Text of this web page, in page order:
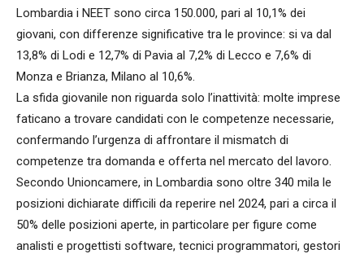
Lombardia i NEET sono circa 150.000, pari al 10,1% dei
giovani, con differenze significative tra le province: si va dal
13,8% di Lodi e 12,7% di Pavia al 7,2% di Lecco e 7,6% di
Monza e Brianza, Milano al 10,6%.
La sfida giovanile non riguarda solo l’inattività: molte imprese
faticano a trovare candidati con le competenze necessarie,
confermando l’urgenza di affrontare il mismatch di
competenze tra domanda e offerta nel mercato del lavoro.
Secondo Unioncamere, in Lombardia sono oltre 340 mila le
posizioni dichiarate difficili da reperire nel 2024, pari a circa il
50% delle posizioni aperte, in particolare per figure come
analisti e progettisti software, tecnici programmatori, gestori